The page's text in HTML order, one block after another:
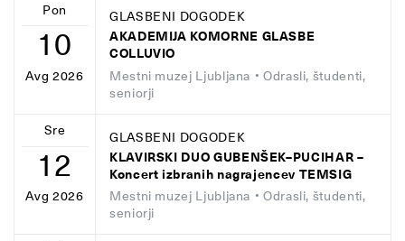
Pon
10
Avg 2026
GLASBENI DOGODEK
AKADEMIJA KOMORNE GLASBE
COLLUVIO
Mestni muzej Ljubljana • Odrasli, študenti,
seniorji
Sre
12
Avg 2026
GLASBENI DOGODEK
KLAVIRSKI DUO GUBENŠEK–PUCIHAR –
Koncert izbranih nagrajencev TEMSIG
Mestni muzej Ljubljana • Odrasli, študenti,
seniorji